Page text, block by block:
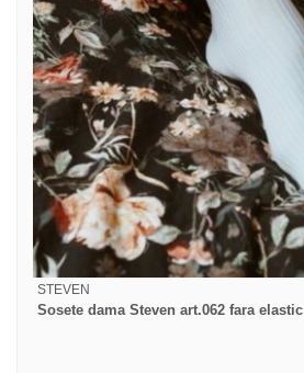
STEVEN
Sosete dama Steven art.062 fara elastic